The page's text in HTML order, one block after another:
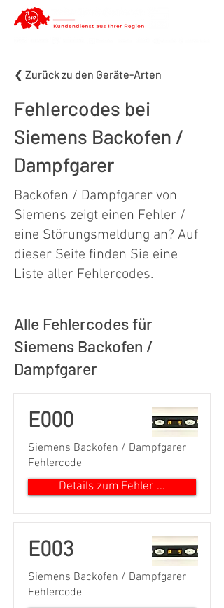
❮ Zurück zu den Geräte-Arten
Fehlercodes bei
Siemens Backofen /
Dampfgarer
Backofen / Dampfgarer von
Siemens zeigt einen Fehler /
eine Störungsmeldung an? Auf
dieser Seite finden Sie eine
Liste aller Fehlercodes.
Alle Fehlercodes für
Siemens Backofen /
Dampfgarer
E000
Siemens Backofen / Dampfgarer
Fehlercode
Details zum Fehler ...
E003
Siemens Backofen / Dampfgarer
Fehlercode